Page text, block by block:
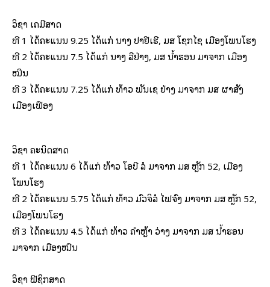
ວິຊາ ເຄມີສາດ
ທີ 1 ໄດ້ຄະແນນ 9.25 ໄດ້ແກ່ ນາງ ປາຢີເຮີ, ມສ ໂຊກໄຊ ເມືອງໂພນໂຮງ
ທີ 2 ໄດ້ຄະແນນ 7.5 ໄດ້ແກ່ ນາງ ລີຢ່າງ, ມສ ນ້ຳຮອນ ມາຈາກ ເມືອງ
ໝືນ
ທີ 3 ໄດ້ຄະແນນ 7.25 ໄດ້ແກ່ ທ້າວ ພັນເຊ ຢ່າງ ມາຈາກ ມສ ຜາສັງ
ເມືອງເຟືອງ
ວິຊາ ຄະນິດສາດ
ທີ 1 ໄດ້ຄະແນນ 6 ໄດ້ແກ່ ທ້າວ ໂອບີ ລໍ ມາຈາກ ມສ ຫຼັກ 52, ເມືອງ
ໂພນໂຮງ
ທີ 2 ໄດ້ຄະແນນ 5.75 ໄດ້ແກ່ ທ້າວ ມົວຈິລໍ ໄຟຈົງ ມາຈາກ ມສ ຫຼັກ 52,
ເມືອງໂພນໂຮງ
ທີ 3 ໄດ້ຄະແນນ 4.5 ໄດ້ແກ່ ທ້າວ ຄຳຫຼ້າ ວ່າງ ມາຈາກ ມສ ນ້ຳຮອນ
ມາຈາກ ເມືອງໝືນ
ວິຊາ ຟີຊິກສາດ